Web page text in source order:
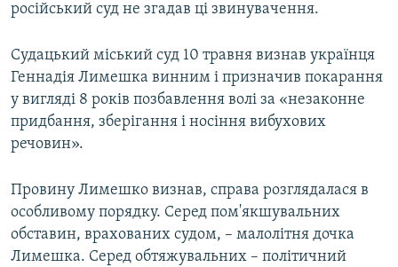
російський суд не згадав ці звинувачення.
Судацький міський суд 10 травня визнав українця
Геннадія Лимешка винним і призначив покарання
у вигляді 8 років позбавлення волі за «незаконне
придбання, зберігання і носіння вибухових
речовин».
Провину Лимешко визнав, справа розглядалася в
особливому порядку. Серед пом'якшувальних
обставин, врахованих судом, – малолітня дочка
Лимешка. Серед обтяжувальних – політичний